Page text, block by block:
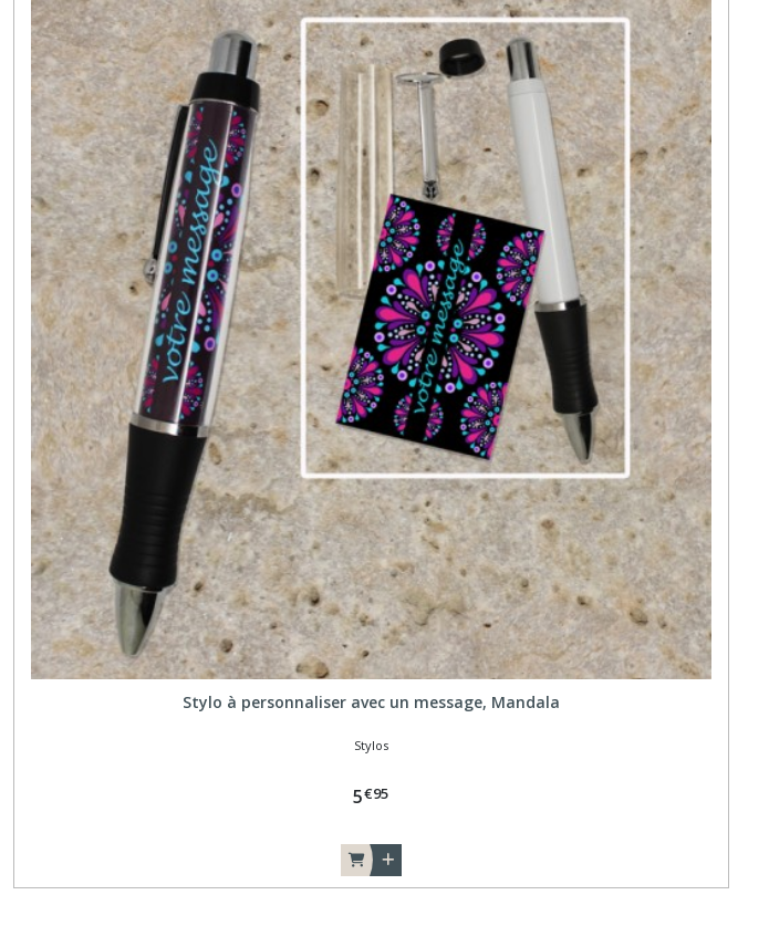
Stylo à personnaliser avec un message, Mandala
Stylos
5€95